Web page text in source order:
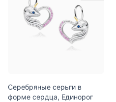
Серебряные серьги в
форме сердца, Единорог